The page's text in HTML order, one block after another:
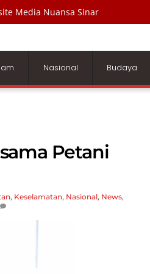
Media Nuansa Sinar
Nasional Budaya
Petani
, Keselamatan, Nasional, News,